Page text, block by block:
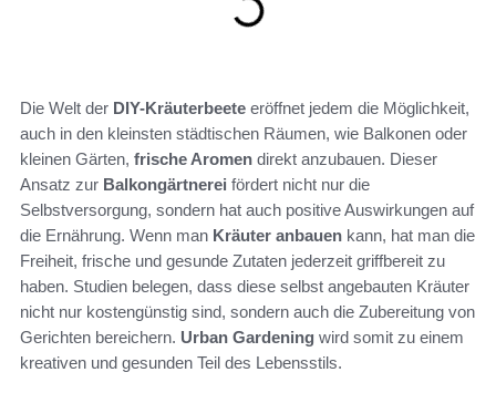
Die Welt der DIY-Kräuterbeete eröffnet jedem die Möglichkeit,
auch in den kleinsten städtischen Räumen, wie Balkonen oder
kleinen Gärten, frische Aromen direkt anzubauen. Dieser
Ansatz zur Balkongärtnerei fördert nicht nur die
Selbstversorgung, sondern hat auch positive Auswirkungen auf
die Ernährung. Wenn man Kräuter anbauen kann, hat man die
Freiheit, frische und gesunde Zutaten jederzeit griffbereit zu
haben. Studien belegen, dass diese selbst angebauten Kräuter
nicht nur kostengünstig sind, sondern auch die Zubereitung von
Gerichten bereichern. Urban Gardening wird somit zu einem
kreativen und gesunden Teil des Lebensstils.